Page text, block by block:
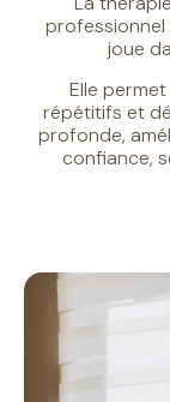
joue
Elle
répétitifs et
profonde, a
confiance, s